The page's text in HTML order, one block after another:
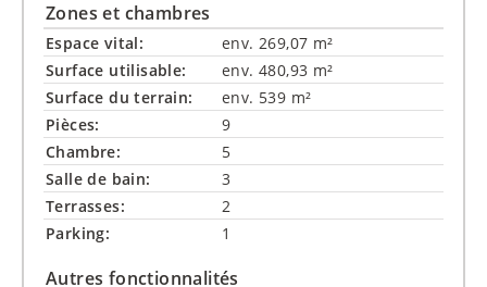
Zones et chambres
Espace vital:
env. 269,07 m²
Surface utilisable:
env. 480,93 m²
Surface du terrain:
env. 539 m²
Pièces:
9
Chambre:
5
Salle de bain:
3
Terrasses:
2
Parking:
1
Autres fonctionnalités